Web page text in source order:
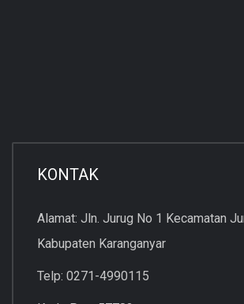
KONTAK
Alamat: Jln. Jurug No 1 Kecamatan
Kabupaten Karanganyar
Telp: 0271-4990115